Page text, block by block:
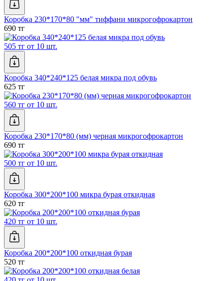
Коробка 230*170*80 "мм" тиффани микрогофрокартон
690 тг
505 тг от 10 шт.
Коробка 340*240*125 белая микра под обувь
625 тг
560 тг от 10 шт.
Коробка 230*170*80 (мм) черная микрогофрокартон
690 тг
500 тг от 10 шт.
Коробка 300*200*100 микра бурая откидная
620 тг
420 тг от 10 шт.
Коробка 200*200*100 откидная бурая
520 тг